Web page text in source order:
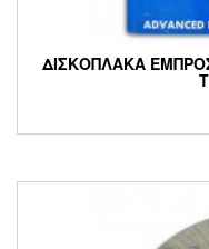
ΔΙΣΚΟΠΛΑΚΑ ΕΜΠΡΟΣ